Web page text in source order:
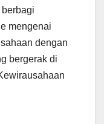
mengenai
dengan
bergerak di